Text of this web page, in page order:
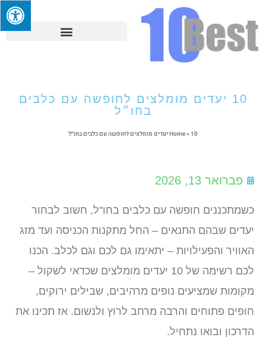
10 יעדים מומלצים לחופשה עם כלבים
בחו״ל
Home» 10 יעדים מומלצים לחופשה עם כלבים בחו״ל
פברואר 13, 2026
כשמתכננים חופשה עם כלבים בחו"ל, חשוב לבחור
יעדים שבהם התנאים – החל מתקנות הכניסה ועד מזג
האוויר והפעילויות – יתאימו גם לכם וגם לכלב. הכנו
לכם רשימה של 10 יעדים מומלצים שכדאי לשקול –
מקומות שמציעים נופים מרהיבים, שבילים ירוקים,
חופים פתוחים והרבה מרחב לרוץ ולנשום. אז תכינו את
הדרכון ובואו נתחיל.